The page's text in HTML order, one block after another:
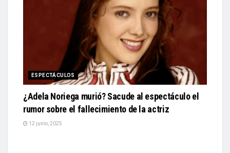
ESPECTÁCULOS
¿Adela Noriega murió? Sacude al espectáculo el
rumor sobre el fallecimiento de la actriz
12 junio, 2025